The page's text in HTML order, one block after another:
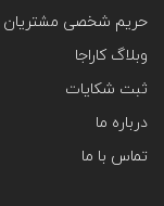
حریم شخصی مشتریان
وبلاگ کاراجا
ثبت شکایات
درباره ما
تماس با ما